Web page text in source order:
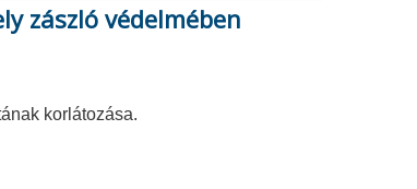
zászló védelmében
korlátozása.